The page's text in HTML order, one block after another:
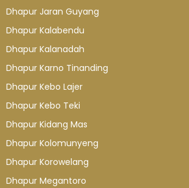
Dhapur Jaran Guyang
Dhapur Kalabendu
Dhapur Kalanadah
Dhapur Karno Tinanding
Dhapur Kebo Lajer
Dhapur Kebo Teki
Dhapur Kidang Mas
Dhapur Kolomunyeng
Dhapur Korowelang
Dhapur Megantoro